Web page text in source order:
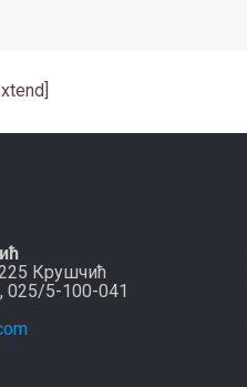
Крушчић
025/5-100-041